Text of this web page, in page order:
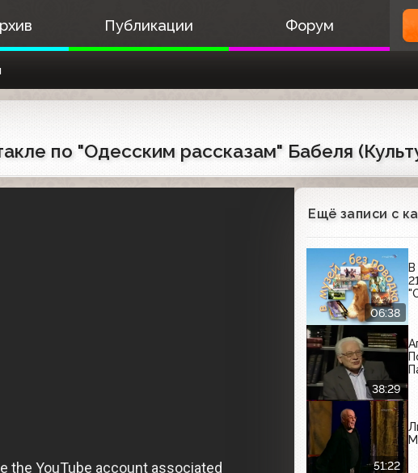
Публикации Форум
по "Одесским рассказам" Бабеля
Ещё записи с
06:38
38:29
51:22